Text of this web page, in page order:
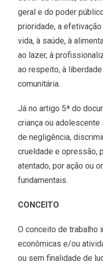
geral e do poder
prioridade, a
vida, à saúde, à
ao lazer, à
ao respeito, à
comunitária.
Já no artigo 5ª do
criança ou
de negligência,
crueldade e opressão,
atentado, por ação ou
fundamentais.
CONCEITO
O conceito de trabalho
econômicas e/ou
ou sem finalidade de